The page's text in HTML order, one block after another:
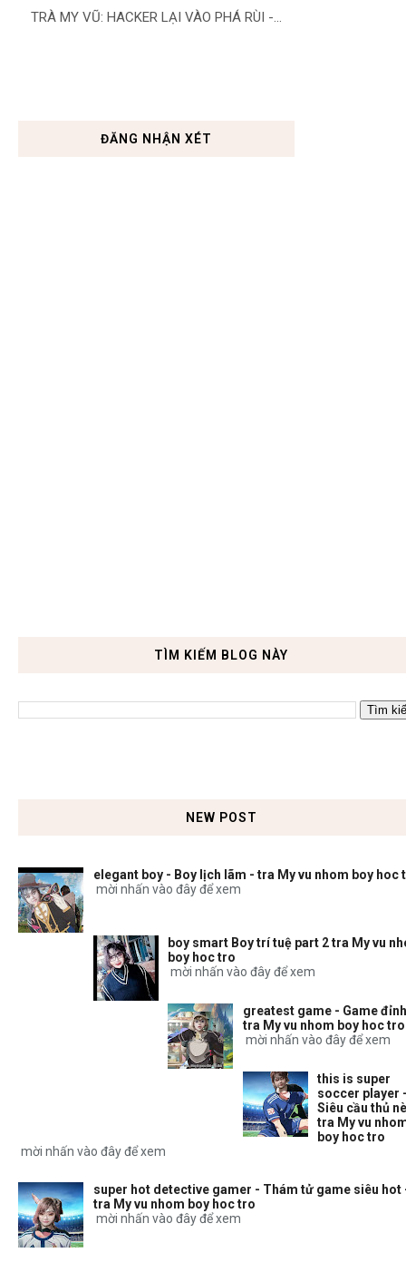
TRÀ MY VŨ: HACKER LẠI VÀO PHÁ RÙI -...
ĐĂNG NHẬN XÉT
TÌM KIẾM BLOG NÀY
NEW POST
elegant boy - Boy lịch lãm - tra My vu nhom boy hoc
mời nhấn vào đây để xem
boy smart Boy trí tuệ part 2 tra My vu
boy hoc tro
mời nhấn vào đây để xem
greatest game - Game
tra My vu nhom boy hoc tro
mời nhấn vào đây để xem
this is super
soccer player
Siêu cầu thủ
tra My vu
boy hoc tro
mời nhấn vào đây để xem
super hot detective gamer - Thám tử game siêu hot
tra My vu nhom boy hoc tro
mời nhấn vào đây để xem